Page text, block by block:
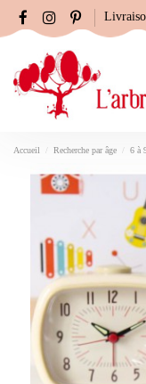
Accueil Recherche par âge 6 à